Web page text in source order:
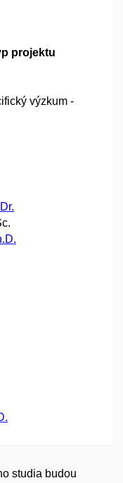
projektu
výzkum -
studia budou